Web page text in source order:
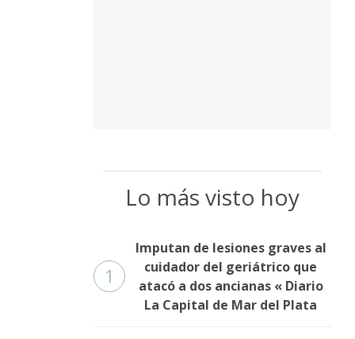
Lo más visto hoy
1
Imputan de lesiones graves al
cuidador del geriátrico que
atacó a dos ancianas « Diario
La Capital de Mar del Plata